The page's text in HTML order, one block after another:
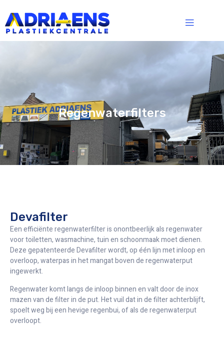
Regenwaterfilters
Devafilter
Een efficiënte regenwaterfilter is onontbeerlijk als regenwater
voor toiletten, wasmachine, tuin en schoonmaak moet dienen.
Deze gepatenteerde Devafilter wordt, op één lijn met inloop en
overloop, waterpas in het mangat boven de regenwaterput
ingewerkt.
Regenwater komt langs de inloop binnen en valt door de inox
mazen van de filter in de put. Het vuil dat in de filter achterblijft,
spoelt weg bij een hevige regenbui, of als de regenwaterput
overloopt.